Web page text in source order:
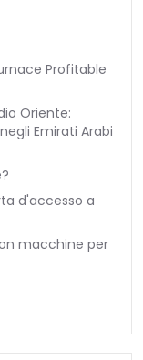
Profitable
Oriente:
Emirati Arabi
d'accesso a
macchine per